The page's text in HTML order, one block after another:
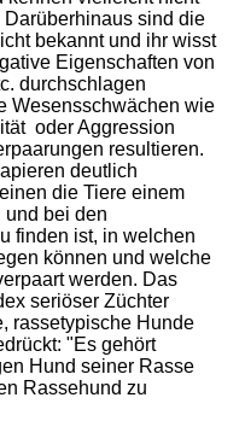
sind die
bekannt und ihr wisst
Eigenschaften von
durchschlagen
Wesensschwächen wie
oder Aggression
resultieren.
deutlich
die Tiere einem
und bei den
finden ist, in welchen
können und welche
werden. Das
seriöser Züchter
rassetypische Hunde
"Es gehört
Hund seiner Rasse
Rassehund zu